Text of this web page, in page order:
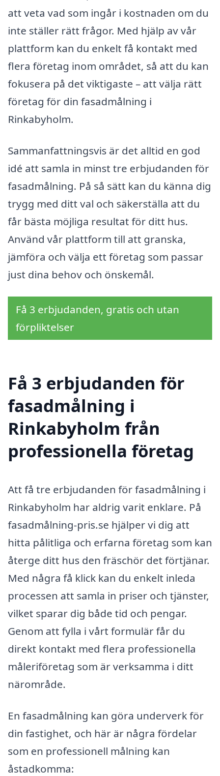
att veta vad som ingår i kostnaden om du
inte ställer rätt frågor. Med hjälp av vår
plattform kan du enkelt få kontakt med
flera företag inom området, så att du kan
fokusera på det viktigaste – att välja rätt
företag för din fasadmålning i
Rinkabyholm.
Sammanfattningsvis är det alltid en god
idé att samla in minst tre erbjudanden för
fasadmålning. På så sätt kan du känna dig
trygg med ditt val och säkerställa att du
får bästa möjliga resultat för ditt hus.
Använd vår plattform till att granska,
jämföra och välja ett företag som passar
just dina behov och önskemål.
Få 3 erbjudanden, gratis och utan
förpliktelser
Få 3 erbjudanden för
fasadmålning i
Rinkabyholm från
professionella företag
Att få tre erbjudanden för fasadmålning i
Rinkabyholm har aldrig varit enklare. På
fasadmålning-pris.se hjälper vi dig att
hitta pålitliga och erfarna företag som kan
återge ditt hus den fräschör det förtjänar.
Med några få klick kan du enkelt inleda
processen att samla in priser och tjänster,
vilket sparar dig både tid och pengar.
Genom att fylla i vårt formulär får du
direkt kontakt med flera professionella
måleriföretag som är verksamma i ditt
närområde.
En fasadmålning kan göra underverk för
din fastighet, och här är några fördelar
som en professionell målning kan
åstadkomma: